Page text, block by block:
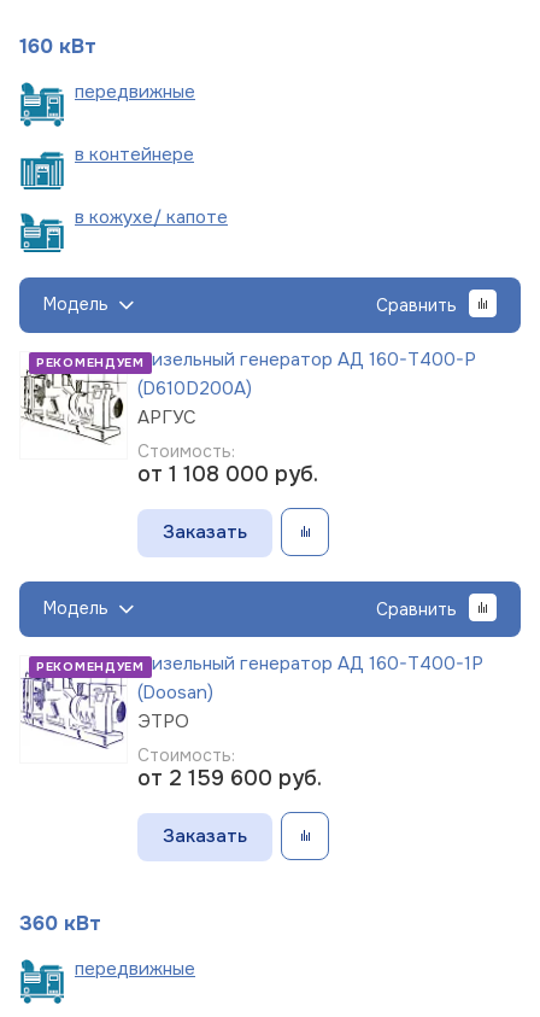
160 кВт
передвижные
в контейнере
в кожухе/ капоте
Модель Сравнить
РЕКОМЕНДУЕМДизельный генератор АД 160-Т400-Р
(D610D200A)
АРГУС
Стоимость:
от 1 108 000 руб.
Заказать
Модель Сравнить
РЕКОМЕНДУЕМДизельный генератор АД 160-Т400-1Р
(Doosan)
ЭТРО
Стоимость:
от 2 159 600 руб.
Заказать
360 кВт
передвижные